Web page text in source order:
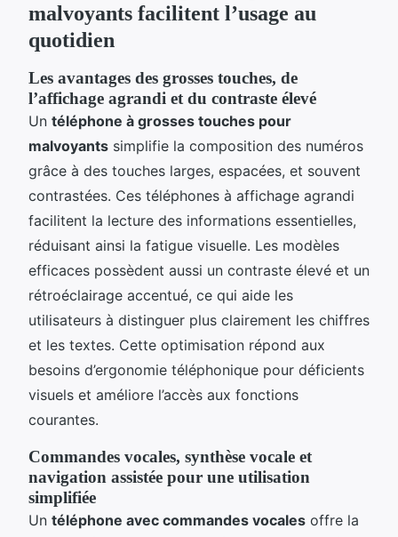
malvoyants facilitent l’usage au
quotidien
Les avantages des grosses touches, de
l’affichage agrandi et du contraste élevé
Un téléphone à grosses touches pour
malvoyants simplifie la composition des numéros
grâce à des touches larges, espacées, et souvent
contrastées. Ces téléphones à affichage agrandi
facilitent la lecture des informations essentielles,
réduisant ainsi la fatigue visuelle. Les modèles
efficaces possèdent aussi un contraste élevé et un
rétroéclairage accentué, ce qui aide les
utilisateurs à distinguer plus clairement les chiffres
et les textes. Cette optimisation répond aux
besoins d’ergonomie téléphonique pour déficients
visuels et améliore l’accès aux fonctions
courantes.
Commandes vocales, synthèse vocale et
navigation assistée pour une utilisation
simplifiée
Un téléphone avec commandes vocales offre la